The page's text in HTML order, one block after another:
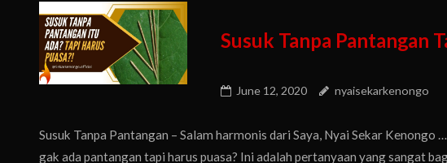
Susuk Tanpa Pantangan
June 12, 2020 nyaisekarkenongo
Susuk Tanpa Pantangan – Salam harmonis dari Saya, Nyai Sekar Kenongo
gak ada pantangan tapi harus puasa? Ini adalah pertanyaan yang sangat